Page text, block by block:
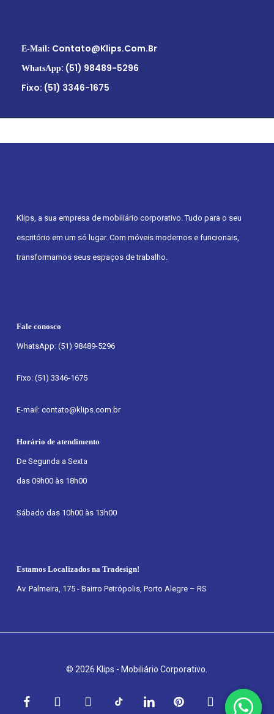
E-Mail: Contato@klips.com.br
WhatsApp: (51) 98489-5296
Fixo: (51) 3346-1675
Klips, a sua empresa de mobiliário corporativo. Tudo para o seu
escritório em um só lugar. Com móveis modernos e funcionais,
transformamos seus espaços de trabalho.
Fale conosco
WhatsApp: (51) 98489-5296
Fixo: (51) 3346-1675
E-mail: contato@klips.com.br
Horário de atendimento
De Segunda a Sexta
das 09h00 às 18h00
Sábado das 10h00 às 13h00
Estamos Localizados na Tradesign!
Av. Palmeira, 175 - Bairro Petrópolis, Porto Alegre – RS
© 2026 Klips - Mobiliário Corporativo.